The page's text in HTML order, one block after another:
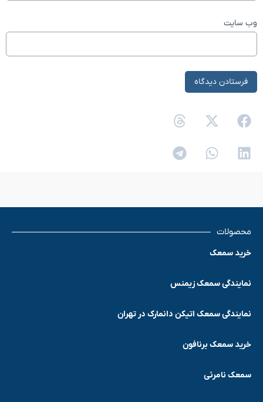
وب‌ سایت
محصولات
خرید سمعک
نمایندگی سمعک زیمنس
نمایندگی سمعک اتیکن دانمارک در تهران
خرید سمعک برنافون
سمعک نامرئی